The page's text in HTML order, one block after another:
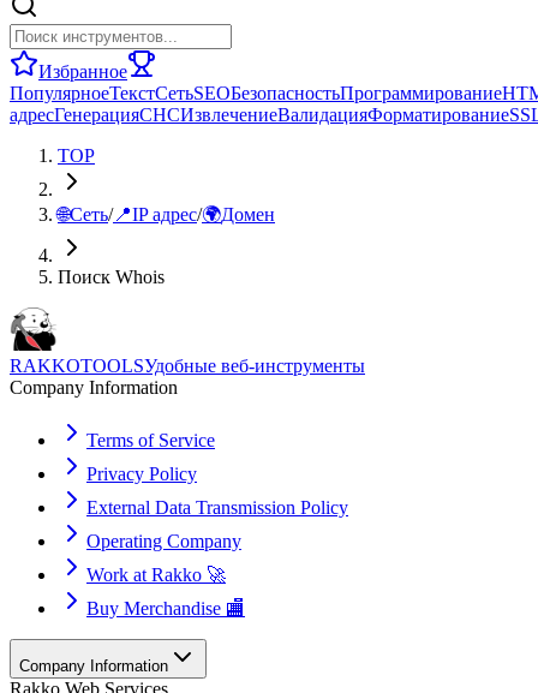
Избранное
ПопулярноеТекстСетьSEOБезопасностьПрограммирование
адресГенерацияСНСИзвлечениеВалидацияФорматирование
TOP
🌐Сеть/📍IP адрес/🌍Домен
Поиск Whois
RAKKOTOOLSУдобные веб-инструменты
Company Information
Terms of Service
Privacy Policy
External Data Transmission Policy
Operating Company
Work at Rakko 🚀
Buy Merchandise 🏬
Company Information
Rakko Web Services